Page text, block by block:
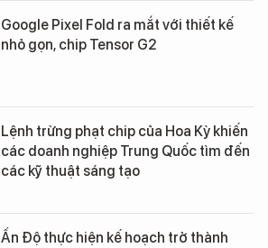
Google Pixel Fold ra mắt với thiết kế
nhỏ gọn, chip Tensor G2
Lệnh trừng phạt chip của Hoa Kỳ khiến
các doanh nghiệp Trung Quốc tìm đến
các kỹ thuật sáng tạo
Ấn Độ thực hiện kế hoạch trở thành